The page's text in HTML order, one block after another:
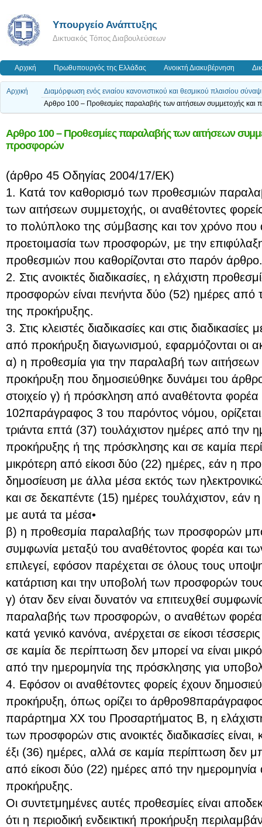
Υπουργείο Ανάπτυξης
Δικτυακός Τόπος Διαβουλεύσεων
Αρχική Πρωθυπουργός της Ελλάδας Ανοικτή Διακυβέρνηση
Αρχική
Διαμόρφωση ενός ενιαίου κανονιστικού και θεσμικού πλαισίου
Αρθρο 100 – Προθεσμίες παραλαβής των αιτήσεων συμμετοχής
Αρθρο 100 – Προθεσμίες παραλαβής των αιτήσεων
προσφορών
(άρθρo 45 Οδηγίας 2004/17/ΕΚ)
1. Κατά τον καθορισμό των προθεσμιών
των αιτήσεων συμμετοχής, οι αναθέτοντες
το πολύπλοκο της σύμβασης και τον χρόνο που
προετοιμασία των προσφορών, με την
προθεσμιών που καθορίζονται στο παρόν άρθρο.
2. Στις ανοικτές διαδικασίες, η ελάχιστη
προσφορών είναι πενήντα δύο (52) ημέρες από
της προκήρυξης.
3. Στις κλειστές διαδικασίες και στις
από προκήρυξη διαγωνισμού, εφαρμόζονται οι
α) η προθεσμία για την παραλαβή των
προκήρυξη που δημοσιεύθηκε δυνάμει του
στοιχείο γ) ή πρόσκληση από αναθέτοντα
102παράγραφος 3 του παρόντος νόμου,
τριάντα επτά (37) τουλάχιστον ημέρες από την
προκήρυξης ή της πρόσκλησης και σε καμία
μικρότερη από είκοσι δύο (22) ημέρες, εάν η
δημοσίευση με άλλα μέσα εκτός των
και σε δεκαπέντε (15) ημέρες τουλάχιστον, εάν
με αυτά τα μέσα•
β) η προθεσμία παραλαβής των προσφορών
συμφωνία μεταξύ του αναθέτοντος φορέα και
επιλεγεί, εφόσον παρέχεται σε όλους τους
κατάρτιση και την υποβολή των προσφορών
γ) όταν δεν είναι δυνατόν να επιτευχθεί
παραλαβής των προσφορών, ο αναθέτων φορέας
κατά γενικό κανόνα, ανέρχεται σε είκοσι
σε καμία δε περίπτωση δεν μπορεί να είναι
από την ημερομηνία της πρόσκλησης για
4. Εφόσον οι αναθέτοντες φορείς έχουν
προκήρυξη, όπως ορίζει το
παράρτημα ΧΧ του Προσαρτήματος Β, η
των προσφορών στις ανοικτές διαδικασίες είναι,
έξι (36) ημέρες, αλλά σε καμία περίπτωση δεν
από είκοσι δύο (22) ημέρες από την
προκήρυξης.
Οι συντετμημένες αυτές προθεσμίες είναι
ότι η περιοδική ενδεικτική προκήρυξη